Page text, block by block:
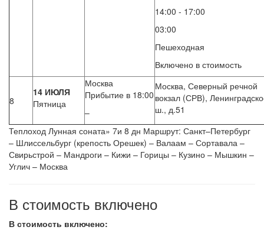
14:00 - 17:00
03:00
Пешеходная
Включено в стоимость
8
14 ИЮЛЯ
Пятница
Москва
Прибытие в 18:00
–
Москва, Северный речной
вокзал (СРВ),
ш., д.51
Теплоход Лунная соната» 7и 8 дн Маршрут: Санкт–Петербург
– Шлиссельбург (крепость Орешек) – Валаам – Сортавала –
Свирьстрой – Мандроги – Кижи – Горицы – Кузино – Мышкин –
Углич – Москва
В стоимость включено
В стоимость включено: